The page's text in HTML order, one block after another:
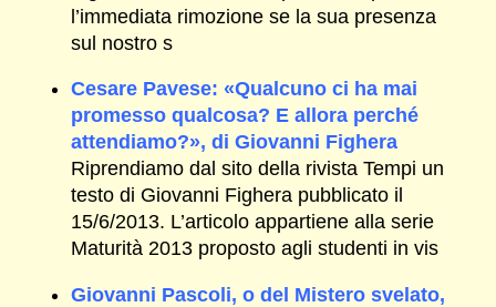
l’immediata rimozione se la sua presenza
sul nostro s
Cesare Pavese: «Qualcuno ci ha mai
promesso qualcosa? E allora perché
attendiamo?», di Giovanni Fighera
Riprendiamo dal sito della rivista Tempi un
testo di Giovanni Fighera pubblicato il
15/6/2013. L’articolo appartiene alla serie
Maturità 2013 proposto agli studenti in vis
Giovanni Pascoli, o del Mistero svelato,